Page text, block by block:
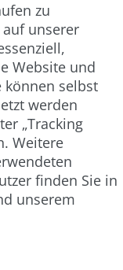
um ein Pflichtfeld.
zu
unserer
Website und
können selbst
werden
„Tracking
Weitere
finden Sie in
unserem